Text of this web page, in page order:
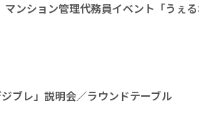
ンション管理代務員イベント「うぇる
ブレ」説明会／ラウンドテーブル